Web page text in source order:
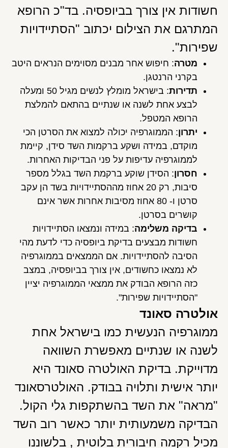
חשודות אין צורך בביופסיה. בד"כ הרופא
המתרגם את הצילום יכתוב "הסתיידויות
שפירות".
מטרה: חיפוש אחר מבנים מסוימים הנראים היטב
בקרני הרנטגן.
תדירות
: בישראל מומלץ לנשים מגיל 50 ומעלה
לבצע אחת לשנה או שנתיים בהתאם להמלצת
הרופא המטפל.
יתרון: הממוגרפיה יכולה למצוא את הסרטן הכי
מוקדם, במידה ושקע ברקמות השד סידן, קיימת
לממוגרפיה עדיפות על פני הבדיקות האחרות.
חסרון: הסידן שוקע ברקמת השד בגלל מספר
סיבות, רק 20 אחוז מההסתיידויות בשד הן עקב
סרטן ו- 80 אחוז מסיבות אחרות אשר אינם
קושרים בסרטן.
בדיקה משלימה: במידה ונמצאו הסתיידויות
חשודות מבצעים בדיקת ביופסיה כדי לדעת מהי
הסיבה להסתיידויות. אם הממצאים בממוגרפיה
לא נמצאו כחשודים, אין צורך בביופסיה, במצב
כזה הרופא הבודק את ממצאי הממוגרפיה יציין
"הסתיידויות שפירות".
אולטרה סאונד
ממוגרפיה הנעשית כמו בישראל אחת
לשנה או שנתיים מאפשרת השוואה
מדוייקת. בדיקת האולטרה סאונד היא
יותר אישית ותלויה בבודק. האולטרסאונד
"מראה" את השד בהשתקפות גלי הקול.
הבדיקה משמעותית יותר כאשר רוב השד
מכיל רקמה חיבורית בלוטית , בלשוננו